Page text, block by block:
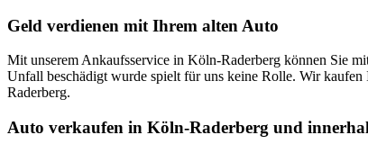
Geld verdienen mit Ihrem alten Auto
Mit unserem Ankaufsservice in Köln-Raderberg können Sie
Unfall beschädigt wurde spielt für uns keine Rolle. Wir
Raderberg.
Auto verkaufen in Köln-Raderberg und